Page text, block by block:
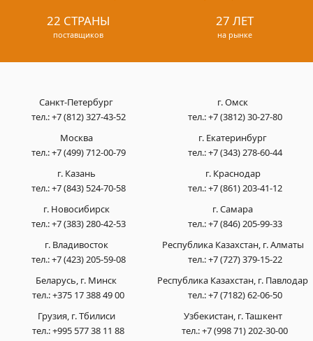
22 СТРАНЫ
поставщиков
27 ЛЕТ
на рынке
Санкт-Петербург
тел.:+7 (812) 327-43-52
Москва
тел.:+7 (499) 712-00-79
г. Казань
тел.:+7 (843) 524-70-58
г. Новосибирск
тел.:+7 (383) 280-42-53
г. Омск
тел.:+7 (3812) 30-27-80
г. Екатеринбург
тел.:+7 (343) 278-60-44
г. Краснодар
тел.:+7 (861) 203-41-12
г. Самара
тел.:+7 (846) 205-99-33
г. Владивосток
тел.:+7 (423) 205-59-08
Беларусь, г. Минск
тел.:+375 17 388 49 00
Грузия, г. Тбилиси
тел.:+995 577 38 11 88
Республика Казахстан, г. Алматы
тел.:+7 (727) 379-15-22
Республика Казахстан, г. Павлодар
тел.:+7 (7182) 62-06-50
Узбекистан, г. Ташкент
тел.:+7 (998 71) 202-30-00